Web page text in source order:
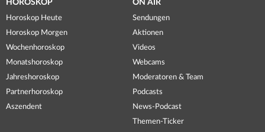
HOROSKOP
Horoskop Heute
Horoskop Morgen
Wochenhoroskop
Monatshoroskop
Jahreshoroskop
Partnerhoroskop
Aszendent
ON AIR
Sendungen
Aktionen
Videos
Webcams
Moderatoren & Team
Podcasts
News-Podcast
Themen-Ticker